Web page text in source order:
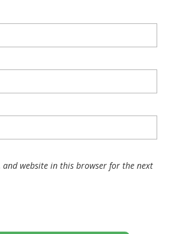
and website in this browser for the next